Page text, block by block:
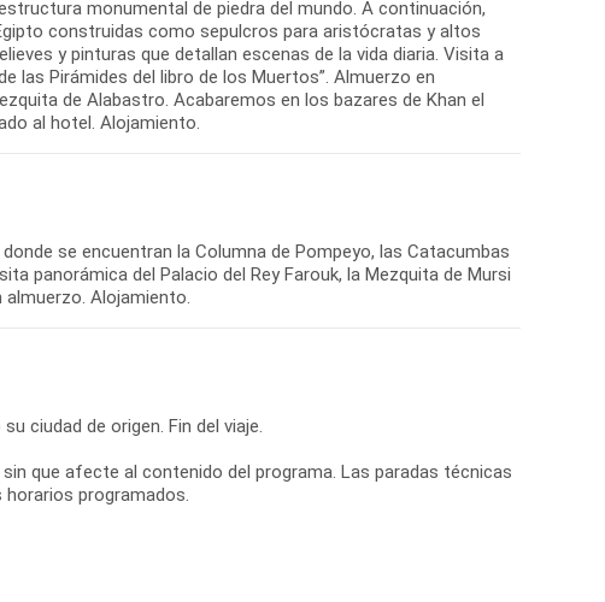
monumental de piedra del mundo. A continuación,
construidas como sepulcros para aristócratas y altos
y pinturas que detallan escenas de la vida diaria. Visita a
las Pirámides del libro de los Muertos”. Almuerzo en
de Alabastro. Acabaremos en los bazares de Khan el
al hotel. Alojamiento.
se encuentran la Columna de Pompeyo, las Catacumbas
panorámica del Palacio del Rey Farouk, la Mezquita de Mursi
almuerzo. Alojamiento.
ciudad de origen. Fin del viaje.
que afecte al contenido del programa. Las paradas técnicas
programados.